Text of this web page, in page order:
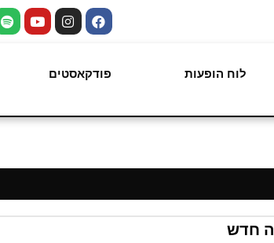
לוח הופעות פודקאסטים
חדש